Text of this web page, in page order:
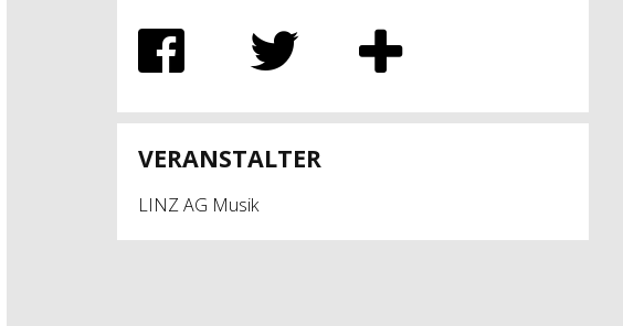
VERANSTALTER
LINZ AG Musik